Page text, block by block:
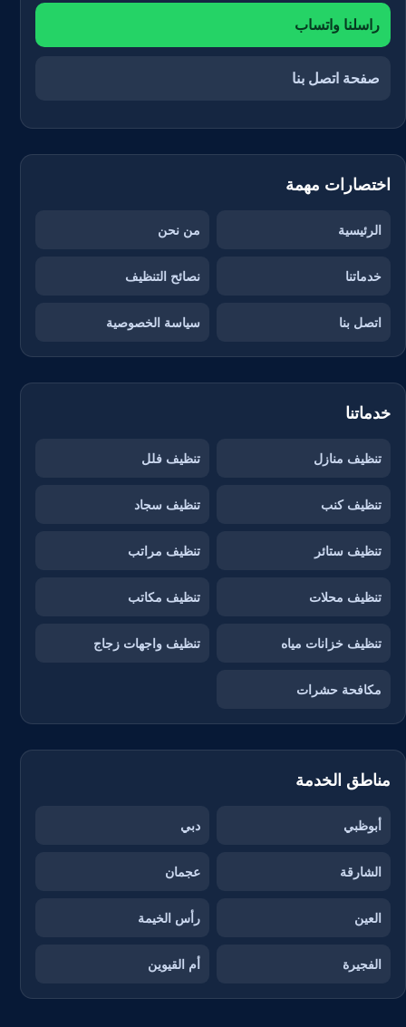
راسلنا واتساب
صفحة اتصل بنا
اختصارات مهمة
الرئيسية من نحن
خدماتنا نصائح التنظيف
اتصل بنا سياسة الخصوصية
خدماتنا
تنظيف منازل تنظيف فلل
تنظيف كنب تنظيف سجاد
تنظيف ستائر تنظيف مراتب
تنظيف محلات تنظيف مكاتب
تنظيف خزانات مياه تنظيف واجهات زجاج
مكافحة حشرات
مناطق الخدمة
أبوظبي دبي
الشارقة عجمان
العين رأس الخيمة
الفجيرة أم القيوين